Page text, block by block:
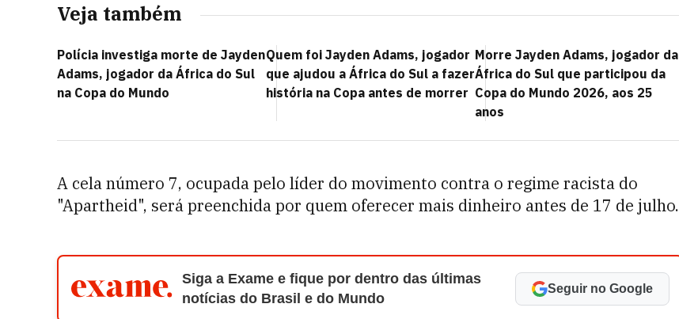
Veja também
Polícia investiga morte de Jayden
Adams, jogador da África do Sul
na Copa do Mundo
Quem foi Jayden Adams, jogador
que ajudou a África do Sul a fazer
história na Copa antes de morrer
Morre Jayden Adams, jogador da
África do Sul que participou da
Copa do Mundo 2026, aos 25
anos
A cela número 7, ocupada pelo líder do movimento contra o regime racista do
"Apartheid", será preenchida por quem oferecer mais dinheiro antes de 17 de julho.
Siga a Exame e fique por dentro das últimas
notícias do Brasil e do Mundo
Seguir no Google